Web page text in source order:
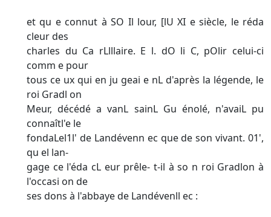
et qu e connut à SO Il lour, [lU XI e siècle, le réda
cleur des
charles du Ca rLlllaire. E l. dO li C, pOlir celui-ci
comm e pour
tous ce ux qui en ju geai e nL d'après la légende, le
roi Gradl on
Meur, décédé a vanL sainL Gu énolé, n'avaiL pu
connaîtl'e le
fondaLel1l' de Landévenn ec que de son vivant. 01',
qu el lan-
gage ce l'éda cL eur prêle- t-il à so n roi Gradlon à
l'occasi on de
ses dons à l'abbaye de Landévenll ec :